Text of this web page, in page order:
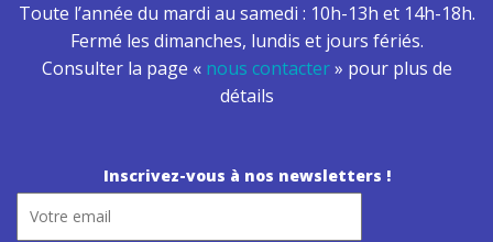
Toute l’année du mardi au samedi : 10h-13h et 14h-18h.
Fermé les dimanches, lundis et jours fériés.
Consulter la page « nous contacter» pour plus de
détails
Inscrivez-vous à nos newsletters !